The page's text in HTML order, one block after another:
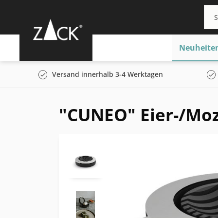
Versand innerhalb 3-4 Werktagen
"CUNEO" Eier-/